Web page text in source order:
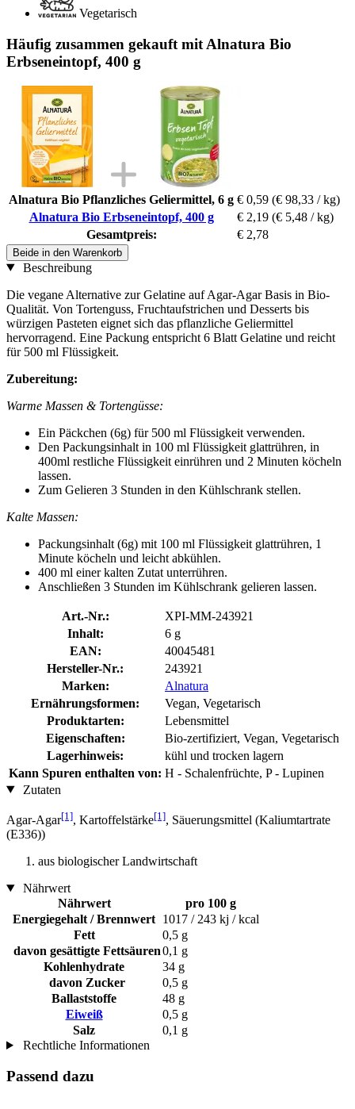
Vegetarisch
Häufig zusammen gekauft mit Alnatura Bio
Erbseneintopf, 400 g
Alnatura Bio Pflanzliches Geliermittel, 6 g € 0,59 (€ 98,33 / kg)
Alnatura Bio Erbseneintopf, 400 g
€ 2,19 (€ 5,48 / kg)
Gesamtpreis:
€ 2,78
Beide in den Warenkorb
Beschreibung
Die vegane Alternative zur Gelatine auf Agar-Agar Basis in Bio-
Qualität. Von Tortenguss, Fruchtaufstrichen und Desserts bis
würzigen Pasteten eignet sich das pflanzliche Geliermittel
hervorragend. Eine Packung entspricht 6 Blatt Gelatine und reicht
für 500 ml Flüssigkeit.
Zubereitung:
Warme Massen & Tortengüsse:
Ein Päckchen (6g) für 500 ml Flüssigkeit verwenden.
Den Packungsinhalt in 100 ml Flüssigkeit glattrühren, in
400ml restliche Flüssigkeit einrühren und 2 Minuten köcheln
lassen.
Zum Gelieren 3 Stunden in den Kühlschrank stellen.
Kalte Massen:
Packungsinhalt (6g) mit 100 ml Flüssigkeit glattrühren, 1
Minute köcheln und leicht abkühlen.
400 ml einer kalten Zutat unterrühren.
Anschließen 3 Stunden im Kühlschrank gelieren lassen.
Art.-Nr.:
XPI-MM-243921
Inhalt:
6 g
EAN:
40045481
Hersteller-Nr.:
243921
Marken:
Alnatura
Ernährungsformen:
Vegan, Vegetarisch
Produktarten:
Lebensmittel
Eigenschaften:
Bio-zertifiziert, Vegan, Vegetarisch
Lagerhinweis:
kühl und trocken lagern
Kann Spuren enthalten von: H - Schalenfrüchte, P - Lupinen
Zutaten
Agar-Agar[1], Kartoffelstärke[1], Säuerungsmittel (Kaliumtartrate
(E336))
aus biologischer Landwirtschaft
Nährwert
Nährwert
pro 100 g
Energiegehalt / Brennwert 1017 / 243 kj / kcal
Fett
0,5 g
davon gesättigte Fettsäuren0,1 g
Kohlenhydrate
34 g
davon Zucker
0,5 g
Ballaststoffe
48 g
Eiweiß
0,5 g
Salz
0,1 g
Rechtliche Informationen
Passend dazu